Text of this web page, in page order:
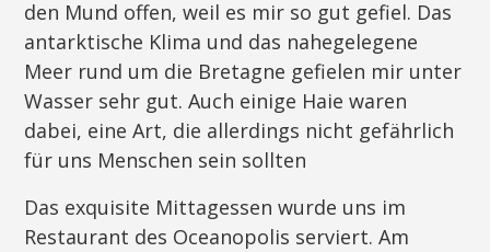
den Mund offen, weil es mir so gut gefiel. Das
antarktische Klima und das nahegelegene
Meer rund um die Bretagne gefielen mir unter
Wasser sehr gut. Auch einige Haie waren
dabei, eine Art, die allerdings nicht gefährlich
für uns Menschen sein sollten
Das exquisite Mittagessen wurde uns im
Restaurant des Oceanopolis serviert. Am